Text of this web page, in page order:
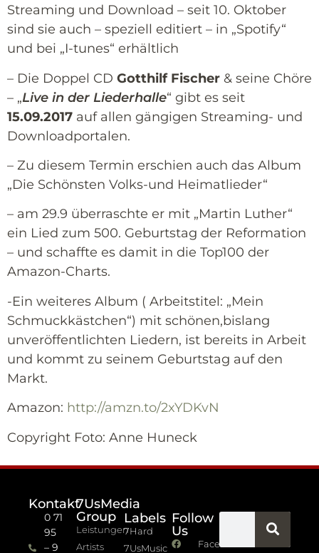
Streaming und Download – seit 10. Oktober
sind sie auch – speziell editiert – in „Spotify“
und bei „I-tunes“ erhältlich
– Die Doppel CD Gotthilf Fischer & seine Chöre
– „Live in der Liederhalle“ gibt es seit
15.09.2017 auf allen gängigen Streaming- und
Downloadportalen.
– Zu diesem Termin erschien auch das Album
„Die Schönsten Volks-und Heimatlieder“
– am 29.9 überraschte er mit „Martin Luther“
ein Lied zum 500. Geburtstag der Reformation
– und schaffte es damit in die Top100 der
Amazon-Charts.
-Ein weiteres Album ( Arbeitstitel: „Mein
Schmuckkästchen“) mit schönen,bislang
unveröffentlichten Liedern, ist bereits in Arbeit
und kommt zu seinem Geburtstag auf den
Markt.
Amazon: http://amzn.to/2xYDKvN
Copyright Foto: Anne Huneck
Kontakt
0 71
95
– 9
7UsMedia
Group
Leistungen
Artists
Labels
7Hard
7UsMusic
Follow
Us
Facebook